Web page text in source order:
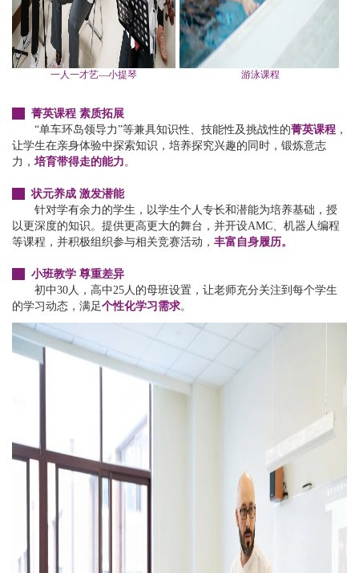
一人一才艺—小提琴 游泳课程
菁英课程 素质拓展
“单车环岛领导力”等兼具知识性、技能性及挑战性的菁英课程 ，
让学生在亲身体验中探索知识，培养探究兴趣的同时，锻炼意志
力，培育带得走的能力 。
状元养成 激发潜能
针对学有余力的学生，以学生个人专长和潜能为培养基础，授
以更深度的知识。提供更高更大的舞台，并开设AMC、机器人编程
等课程，并积极组织参与相关竞赛活动， 丰富自身履历。
小班教学 尊重差异
初中30人，高中25人的母班设置，让老师充分关注到每个学生
的学习动态，满足个性化学习需求。